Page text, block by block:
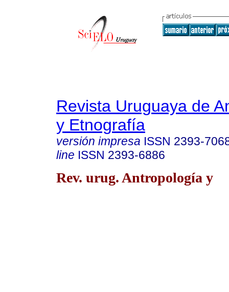
Revista Uruguaya de
y Etnografía
versión impresa ISSN 2393-
line ISSN 2393-6886
Rev. urug. Antropología y